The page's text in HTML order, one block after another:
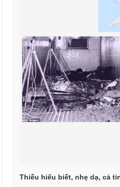
Thiếu hiểu biết, nhẹ dạ, cả